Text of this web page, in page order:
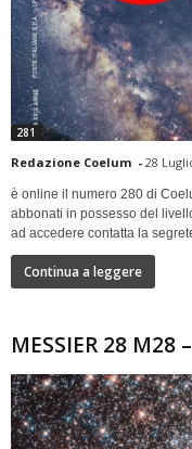
281
Redazione Coelum - 28
è online il numero 280 di
abbonati in possesso del
ad accedere contatta la
Continua a leggere
MESSIER 28